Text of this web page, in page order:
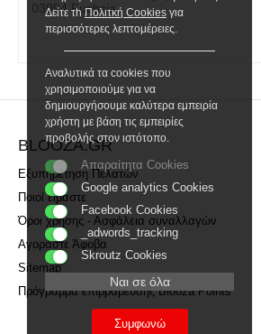
03094 Fuchsia
BLOOZA.GR
Εξυπηρέτηση Πελατών
Ποιοί είμαστε
Όροι χρήσης - Ασφάλεια συναλλαγών
Αγοράστε Άφοβα
Sitemap
Πρόγραμμα επιβράβευσης Blooza Points
Δείτε τh Πολιτκή Cookies για
περισσότερες λεπτομέρειες.
Αναλυτικά τα cookies που
χρησιμοποιούμε για να
δημιουργήσουμε καλύτερα εμπειρία
χρήστη με βάση τις εμπειρίες
προβολής στον ιστότοπο.
Απαραίτητα Cookies
Google analytics Cookies
Facebook Cookies
_adwords_tracking
Skroutz Cookies
Ναι σε όλα
Συμφωνώ